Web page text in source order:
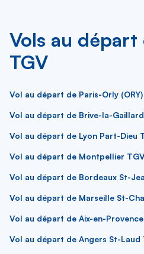
Vols au départ
TGV
Vol au départ de Paris-Orly (ORY)
Vol au départ de Brive-la-
Vol au départ de Lyon Part-Dieu
Vol au départ de Montpellier
Vol au départ de Bordeaux St-
Vol au départ de Marseille St-
Vol au départ de Aix-en-
Vol au départ de Angers St-Laud